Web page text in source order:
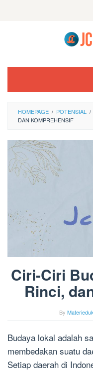
HOMEPAGE / POTENSIAL /
DAN KOMPREHENSIF
Ciri-Ciri
Rinci,
By
Budaya lokal adalah
membedakan suatu
Setiap daerah di